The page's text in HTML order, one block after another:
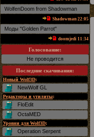
WolfenDoom from Shadowman
Shadowman 22:05
Mоды "Golden Parrot"
doomjedi 11:34
Голосование:
Не проводится
Последние скачивания:
Новый Wolf3D:
NewWolf GL
Редакторы и утилиты:
FloEdit
OctaMED
Уровни для Wolf3D:
Operation Serpent